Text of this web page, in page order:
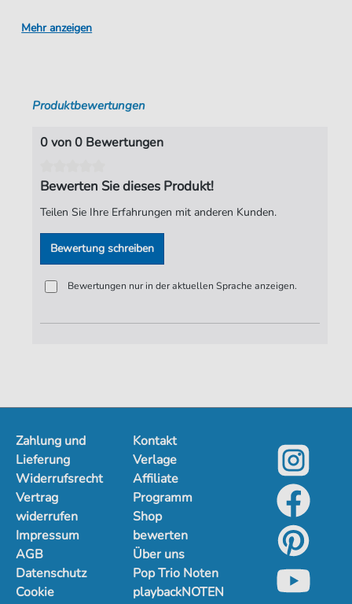
Rock:
Künstler:
Madness
Autoren:
Christopher Foreman
Verlag:
Faber Music Limited
Mehr anzeigen
Produktbewertungen
0 von 0 Bewertungen
Bewerten Sie dieses Produkt!
Teilen Sie Ihre Erfahrungen mit anderen Kunden.
Bewertung schreiben
Bewertungen nur in der aktuellen Sprache anzeigen.
Zahlung und
Lieferung
Widerrufsrecht
Vertrag
widerrufen
Impressum
AGB
Datenschutz
Cookie
Kontakt
Verlage
Affiliate
Programm
Shop
bewerten
Über uns
Pop Trio Noten
playbackNOTEN